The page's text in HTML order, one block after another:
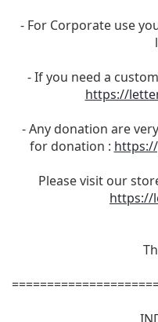
- For Corporate use
- If you need a
https://
- Any donation are
for donation :
Please visit our
https://